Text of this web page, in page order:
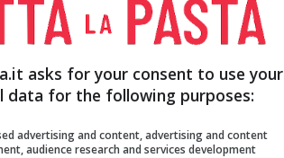
per farli ravvivare, per circa
asks for your consent to use your
data for the following purposes:
advertising and content, advertising and content
audience research and services development